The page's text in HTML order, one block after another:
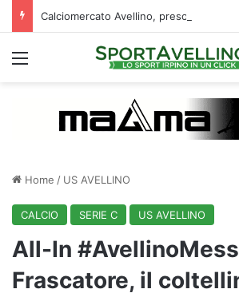
Menu
Home / US AVELLINO
CALCIO SERIE C US AVELLINO
All-In
Frascatore, il